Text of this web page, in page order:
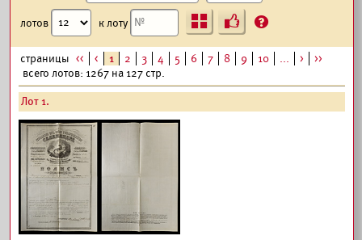
лотов к лоту Ъ ?
страницы << < 1 2 3 4 5 6 7 8 9 10 ... >
>>
всего лотов: 1267 на 127 стр.
Лот 1.